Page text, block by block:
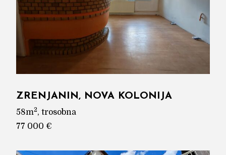
ZRENJANIN, NOVA KOLONIJA
58m2, trosobna
77 000 €